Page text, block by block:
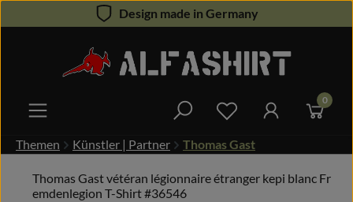
Zum Hauptinhalt springenDesign made in Germany
Du hast 0 0
Themen Künstler | Partner Thomas Gast
Thomas Gast vétéran légionnaire étranger kepi blanc Fr
emdenlegion T-Shirt #36546